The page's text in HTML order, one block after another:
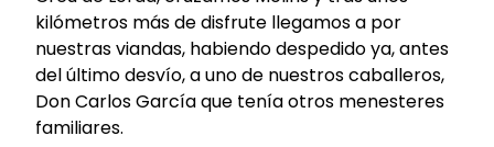
kilómetros más de disfrute llegamos a por
nuestras viandas, habiendo despedido ya, antes
del último desvío, a uno de nuestros caballeros,
Don Carlos García que tenía otros menesteres
familiares.